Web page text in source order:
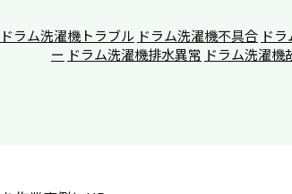
ドラム洗濯機トラブル ドラム洗濯機不具合 ド
ー ドラム洗濯機排水異常 ドラム洗濯機